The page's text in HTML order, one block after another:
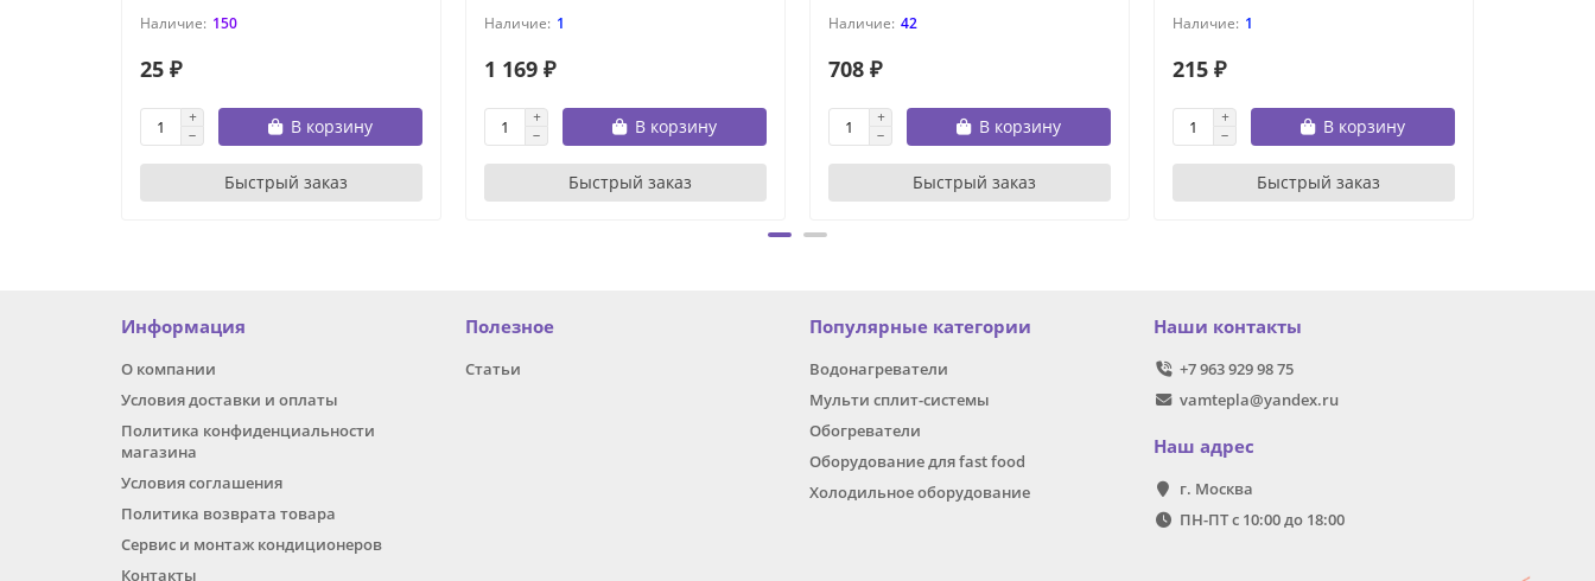
150
25 ₽
В корзину
Быстрый заказ
1
1 169 ₽
В корзину
Быстрый заказ
42
708 ₽
В корзину
Быстрый заказ
1
215 ₽
В корзину
Быстрый заказ
Информация
О компании
Условия доставки и оплаты
Политика конфиденциальности
магазина
Условия соглашения
Политика возврата товара
Сервис и монтаж кондиционеров
Контакты
Полезное
Статьи
Популярные категории
Водонагреватели
Мульти сплит-системы
Обогреватели
Оборудование для fast food
Холодильное оборудование
Наши контакты
+7 963 929 98 75
vamtepla@yandex.ru
Наш адрес
г. Москва
ПН-ПТ с 10:00 до 18:00